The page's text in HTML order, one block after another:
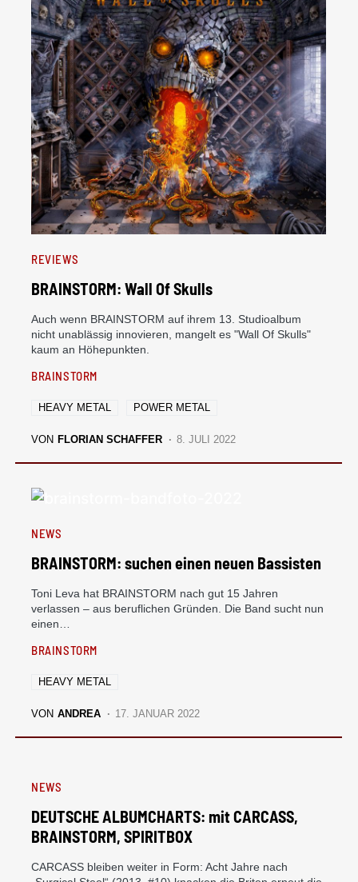
REVIEWS
BRAINSTORM: Wall Of Skulls
Auch wenn BRAINSTORM auf ihrem 13. Studioalbum
nicht unablässig innovieren, mangelt es "Wall Of Skulls"
kaum an Höhepunkten.
BRAINSTORM
HEAVY METAL POWER METAL
VON FLORIAN SCHAFFER 8. JULI 2022
NEWS
BRAINSTORM: suchen einen neuen Bassisten
Toni Leva hat BRAINSTORM nach gut 15 Jahren
verlassen – aus beruflichen Gründen. Die Band sucht nun
einen…
BRAINSTORM
HEAVY METAL
VON ANDREA 17. JANUAR 2022
NEWS
DEUTSCHE ALBUMCHARTS: mit CARCASS,
BRAINSTORM, SPIRITBOX
CARCASS bleiben weiter in Form: Acht Jahre nach